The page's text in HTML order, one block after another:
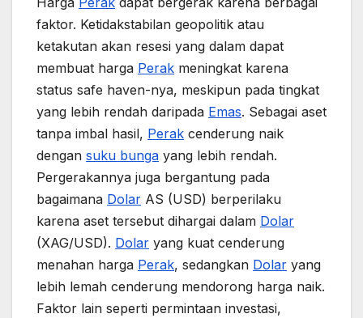
faktor. Ketidakstabilan geopolitik atau
ketakutan akan resesi yang dalam dapat
membuat harga Perak meningkat karena
status safe haven-nya, meskipun pada tingkat
yang lebih rendah daripada Emas. Sebagai aset
tanpa imbal hasil, Perak cenderung naik
dengan suku bunga yang lebih rendah.
Pergerakannya juga bergantung pada
bagaimana Dolar AS (USD) berperilaku
karena aset tersebut dihargai dalam Dolar
(XAG/USD). Dolar yang kuat cenderung
menahan harga Perak, sedangkan Dolar yang
lebih lemah cenderung mendorong harga naik.
Faktor lain seperti permintaan investasi,